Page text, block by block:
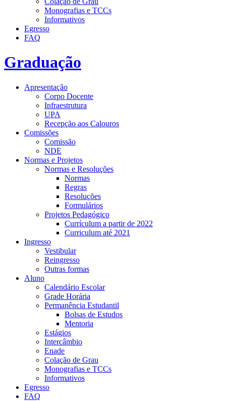
Monografias e TCCs
Informativos
Egresso
FAQ
Graduação
Apresentação
Corpo Docente
Infraestrutura
UPA
Recepção aos Calouros
Comissões
Comissão
NDE
Normas e Projetos
Normas e Resoluções
Normas
Regras
Resoluções
Formulários
Projetos Pedagógico
Currículum a partir de 2022
Curriculum até 2021
Ingresso
Vestibular
Reingresso
Outras formas
Aluno
Calendário Escolar
Grade Horária
Permanência Estudantil
Bolsas de Estudos
Mentoria
Estágios
Intercâmbio
Enade
Colação de Grau
Monografias e TCCs
Informativos
Egresso
FAQ